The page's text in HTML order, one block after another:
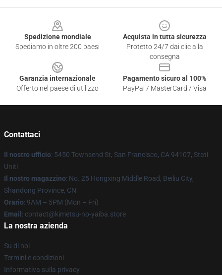
Spedizione mondiale
Spediamo in oltre 200 paesi
Acquista in tutta sicurezza
Protetto 24/7 dai clic alla
consegna
Garanzia internazionale
Offerto nel paese di utilizzo
Pagamento sicuro al 100%
PayPal / MasterCard / Visa
Contattaci
Il nostro ufficio: 5450 Townsend St, San Francisco, CA 94107, Stati
Uniti
Il nostro magazzino: No. 25 Hongxing Middle Road, Beiliu City,
Shandong Province, CN
Orario: 9AM – 5PM (Mon – Fri)
Email : contact@kimetsu-no-yaiba.store
La nostra azienda
Su di noi
Termini e condizioni
Informativa sulla privacy